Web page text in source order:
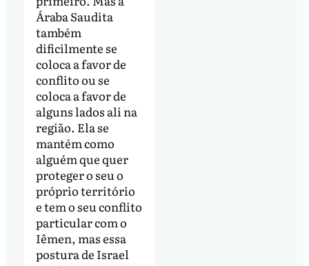
Áraba Saudita
também
dificilmente se
coloca a favor de
conflito ou se
coloca a favor de
alguns lados ali na
região. Ela se
mantém como
alguém que quer
proteger o seu o
próprio território
e tem o seu conflito
particular com o
Iêmen, mas essa
postura de Israel